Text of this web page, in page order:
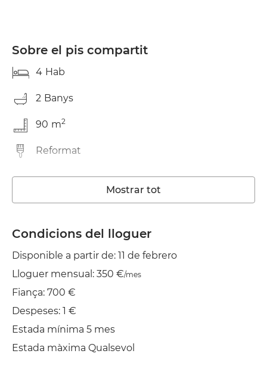
Sobre el pis compartit
4 Hab
2 Banys
90 m2
Reformat
Rentadora
Wifi
TV
Jardí/Terrassa
Assecadora
Mostrar tot
Condicions del lloguer
Disponible a partir de: 11 de febrero
Lloguer mensual: 350 €/mes
Fiança: 700 €
Despeses: 1 €
Estada mínima 5 mes
Estada màxima Qualsevol